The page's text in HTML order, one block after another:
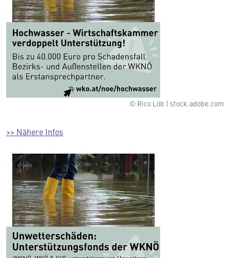
© Rico Löb | stock.adobe.com
>> Nähere Infos